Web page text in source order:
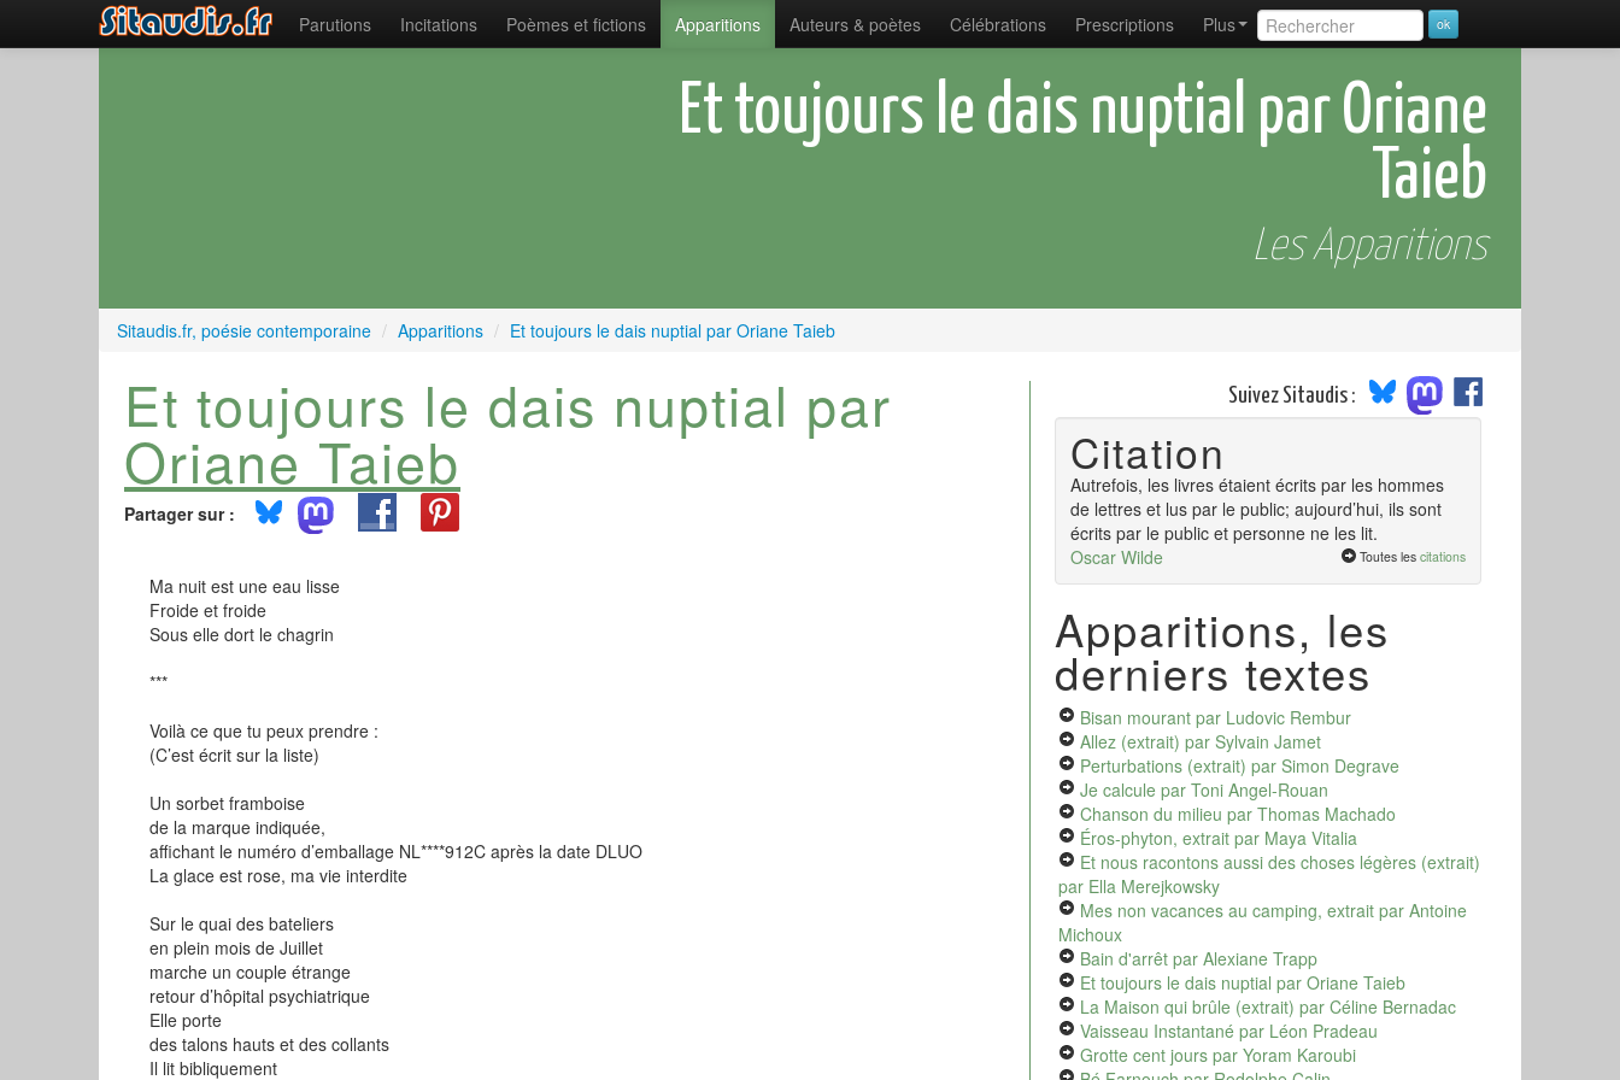
Parutions Incitations Poèmes et fictions Apparitions Auteurs & poètes Célébrations Prescriptions Plus
Et toujours le dais nuptial par Oriane
Taieb
Les Apparitions
Sitaudis.fr, poésie contemporaine / Apparitions / Et toujours le dais nuptial par Oriane Taieb
Et toujours le dais nuptial par
Oriane Taieb
Partager sur :
Ma nuit est une eau lisse
Froide et froide
Sous elle dort le chagrin
***
Voilà ce que tu peux prendre :
(C’est écrit sur la liste)
Un sorbet framboise
de la marque indiquée,
affichant le numéro d’emballage NL****912C après la date DLUO
La glace est rose, ma vie interdite
Sur le quai des bateliers
en plein mois de Juillet
marche un couple étrange
retour d’hôpital psychiatrique
Elle porte
des talons hauts et des collants
Il lit bibliquement
Suivez Sitaudis :
Citation
Autrefois, les livres étaient écrits par les hommes
de lettres et lus par le public; aujourd’hui, ils sont
écrits par le public et personne ne les lit.
Oscar Wilde
Toutes les citations
Apparitions, les
derniers textes
Bisan mourantpar Ludovic Rembur
Allez (extrait) par Sylvain Jamet
Perturbations (extrait) par Simon Degrave
Je calcule par Toni Angel-Rouan
Chanson du milieu par Thomas Machado
Éros-phyton, extraitpar Maya Vitalia
Et nous racontons aussi des choses légères (extrait)
par Ella Merejkowsky
Mes non vacances au camping, extraitpar Antoine
Michoux
Bain d'arrêtpar Alexiane Trapp
Et toujours le dais nuptial par Oriane Taieb
La Maison qui brûle (extrait) par Céline Bernadac
Vaisseau Instantané par Léon Pradeau
Grotte cent jourspar Yoram Karoubi